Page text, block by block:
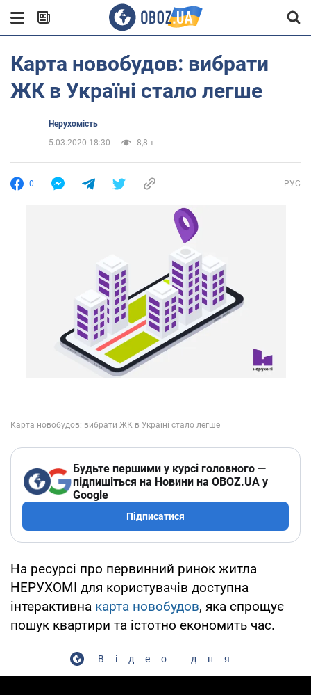
Карта новобудов: вибрати
ЖК в Україні стало легше
Нерухомість
5.03.2020 18:30
8,8 т.
0 РУС
Будьте першими у курсі головного —
підпишіться на Новини на OBOZ.UA у
Google
Підписатися
На ресурсі про первинний ринок житла
НЕРУХОМІ для користувачів доступна
інтерактивна карта новобудов, яка спрощує
пошук квартири та істотно економить час.
Відео дня